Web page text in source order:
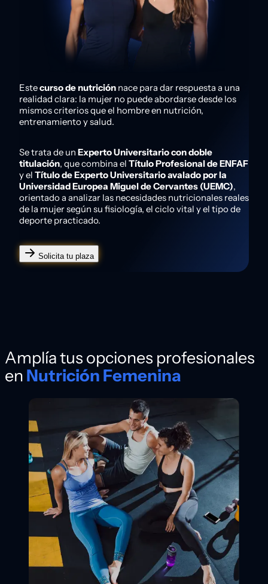
Estecurso de nutrición nace para dar respuesta a una
realidad clara: la mujer no puede abordarse desde los
mismos criterios que el hombre en nutrición,
entrenamiento y salud.
Se trata de un Experto Universitario con doble
titulación, que combina el Título Profesional de ENFAF
y el Título de Experto Universitario avalado por la
Universidad Europea Miguel de Cervantes (UEMC),
orientado a analizar las necesidades nutricionales reales
de la mujer según su fisiología, el ciclo vital y el tipo de
deporte practicado.
Solicita tu plaza
Amplía tus opciones profesionales
en Nutrición Femenina